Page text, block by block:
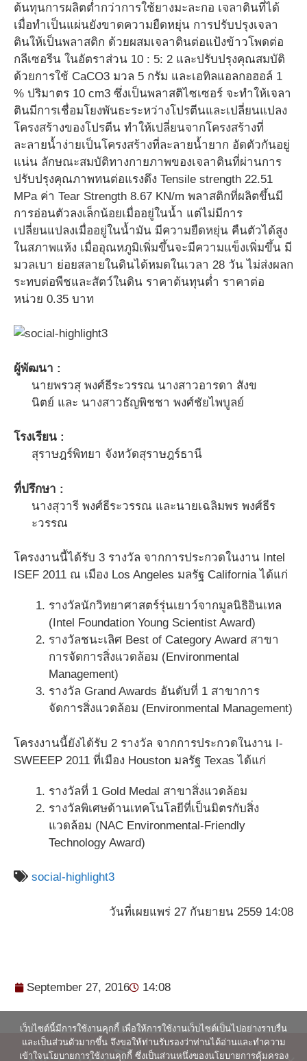
ต้นทุนการผลิตต่ำกว่าการใช้ยางมะละกอ เจลาตินที่ได้
เมื่อทำเป็นแผ่นยังขาดความยืดหยุ่น การปรับปรุงเจลา
ตินให้เป็นพลาสติก ด้วยผสมเจลาตินต่อแป้งข้าวโพดต่อ
กลีเซอรีน ในอัตราส่วน 10 : 5: 2 และปรับปรุงคุณสมบัติ
ด้วยการใช้ CaCO3 มวล 5 กรัม และเอทิลแอลกอฮอล์ 1
% ปริมาตร 10 cm3 ซึ่งเป็นพลาสติไซเซอร์ จะทำให้เจลา
ตินมีการเชื่อมโยงพันธะระหว่างโปรตีนและเปลี่ยนแปลง
โครงสร้างของโปรตีน ทำให้เปลี่ยนจากโครงสร้างที่
ละลายน้ำง่ายเป็นโครงสร้างที่ละลายน้ำยาก อัดตัวกันอยู่
แน่น ลักษณะสมบัติทางกายภาพของเจลาตินที่ผ่านการ
ปรับปรุงคุณภาพทนต่อแรงดึง Tensile strength 22.51
MPa ค่า Tear Strength 8.67 KN/m พลาสติกที่ผลิตขึ้นมี
การอ่อนตัวลงเล็กน้อยเมื่ออยู่ในน้ำ แต่ไม่มีการ
เปลี่ยนแปลงเมื่ออยู่ในน้ำมัน มีความยืดหยุ่น คืนตัวได้สูง
ในสภาพแห้ง เมื่ออุณหภูมิเพิ่มขึ้นจะมีความแข็งเพิ่มขึ้น มี
มวลเบา ย่อยสลายในดินได้หมดในเวลา 28 วัน ไม่ส่งผลก
ระทบต่อพืชและสัตว์ในดิน ราคาต้นทุนต่ำ ราคาต่อ
หน่วย 0.35 บาท
ผู้พัฒนา :
นายพรวสุ พงศ์ธีระวรรณ นางสาวอารดา สังข
นิตย์ และ นางสาวธัญพิชชา พงศ์ชัยไพบูลย์
โรงเรียน :
สุราษฎร์พิทยา จังหวัดสุราษฎร์ธานี
ที่ปรึกษา :
นางสุวารี พงศ์ธีระวรรณ และนายเฉลิมพร พงศ์ธีร
ะวรรณ
โครงงานนี้ได้รับ 3 รางวัล จากการประกวดในงาน Intel
ISEF 2011 ณ เมือง Los Angeles มลรัฐ California ได้แก่
รางวัลนักวิทยาศาสตร์รุ่นเยาว์จากมูลนิธิอินเทล
(Intel Foundation Young Scientist Award)
รางวัลชนะเลิศ Best of Category Award สาขา
การจัดการสิ่งแวดล้อม (Environmental
Management)
รางวัล Grand Awards อันดับที่ 1 สาขาการ
จัดการสิ่งแวดล้อม (Environmental Management)
โครงงานนี้ยังได้รับ 2 รางวัล จากการประกวดในงาน I-
SWEEEP 2011 ที่เมือง Houston มลรัฐ Texas ได้แก่
รางวัลที่ 1 Gold Medal สาขาสิ่งแวดล้อม
รางวัลพิเศษด้านเทคโนโลยีที่เป็นมิตรกับสิ่ง
แวดล้อม (NAC Environmental-Friendly
Technology Award)
social-highlight3
วันที่เผยแพร่ 27 กันยายน 2559 14:08
September 27, 2016 14:08
เว็บไซต์นี้มีการใช้งานคุกกี้ เพื่อให้การใช้งานเว็บไซต์เป็นไปอย่างราบรื่น
และเป็นส่วนตัวมากขึ้น จึงขอให้ท่านรับรองว่าท่านได้อ่านและทำความ
เข้าใจนโยบายการใช้งานคุกกี้ ซึ่งเป็นส่วนหนึ่งของนโยบายการคุ้มครอง